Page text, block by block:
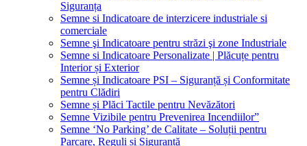
Siguranța
Semne si Indicatoare de interzicere industriale si
comerciale
Semne şi Indicatoare pentru străzi şi zone Industriale
Semne si Indicatoare Personalizate | Plăcuțe pentru
Interior și Exterior
Semne și Indicatoare PSI – Siguranță și Conformitate
pentru Clădiri
Semne și Plăci Tactile pentru Nevăzători
Semne Vizibile pentru Prevenirea Incendiilor”
Semne ‘No Parking’ de Calitate – Soluții pentru
Parcare, Reguli și Siguranță